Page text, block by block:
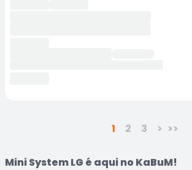
1 2 3 > >>
Mini System LG é aqui no KaBuM!